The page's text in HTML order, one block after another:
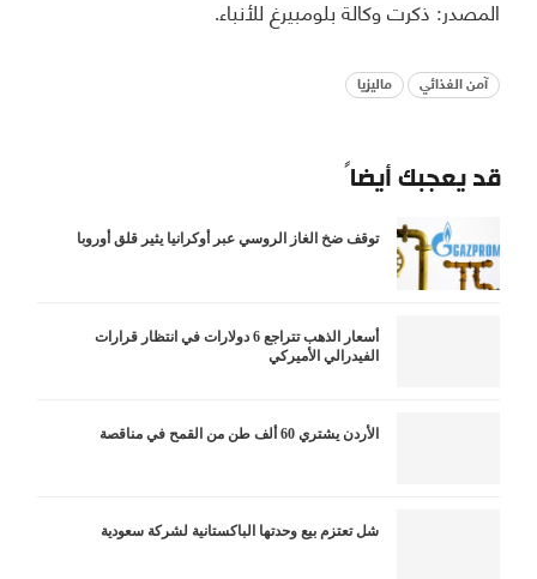
المصدر: ذكرت وكالة بلومبيرغ للأنباء.
آمن الغذائي ماليزيا
قد يعجبك أيضاً
توقف ضخ الغاز الروسي عبر أوكرانيا يثير قلق أوروبا
أسعار الذهب تتراجع 6 دولارات في انتظار قرارات
الفيدرالي الأميركي
الأردن يشتري 60 ألف طن من القمح في مناقصة
شل تعتزم بيع وحدتها الباكستانية لشركة سعودية